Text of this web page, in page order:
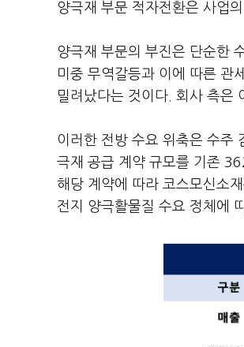
양극재 부문 적자전환은 사업
양극재 부문의 부진은 단순한
미중 무역갈등과 이에 따른 관
밀려났다는 것이다. 회사 측은
이러한 전방 수요 위축은 수주
극재 공급 계약 규모를 기존
해당 계약에 따라 코스모신소
전지 양극활물질 수요 정체에